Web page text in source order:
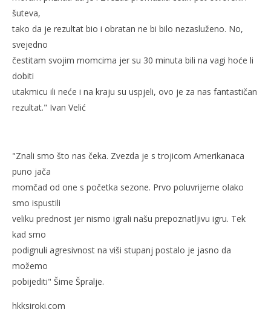
šuteva,
tako da je rezultat bio i obratan ne bi bilo nezasluženo. No,
svejedno
čestitam svojim momcima jer su 30 minuta bili na vagi hoće li
dobiti
utakmicu ili neće i na kraju su uspjeli, ovo je za nas fantastičan
rezultat." Ivan Velić
"Znali smo što nas čeka. Zvezda je s trojicom Amerikanaca
puno jača
momčad od one s početka sezone. Prvo poluvrijeme olako
smo ispustili
veliku prednost jer nismo igrali našu prepoznatljivu igru. Tek
kad smo
podignuli agresivnost na viši stupanj postalo je jasno da
možemo
pobijediti" Šime Špralje.
hkksiroki.com